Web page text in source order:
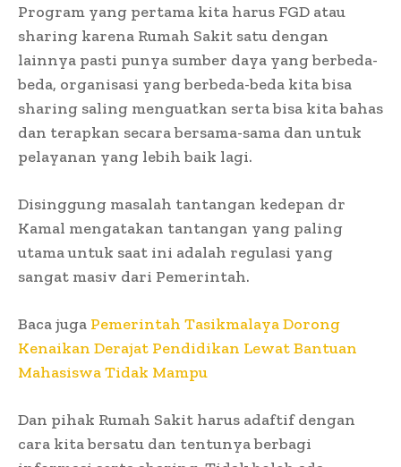
Program yang pertama kita harus FGD atau
sharing karena Rumah Sakit satu dengan
lainnya pasti punya sumber daya yang berbeda-
beda, organisasi yang berbeda-beda kita bisa
sharing saling menguatkan serta bisa kita bahas
dan terapkan secara bersama-sama dan untuk
pelayanan yang lebih baik lagi.
Disinggung masalah tantangan kedepan dr
Kamal mengatakan tantangan yang paling
utama untuk saat ini adalah regulasi yang
sangat masiv dari Pemerintah.
Baca juga Pemerintah Tasikmalaya Dorong
Kenaikan Derajat Pendidikan Lewat Bantuan
Mahasiswa Tidak Mampu
Dan pihak Rumah Sakit harus adaftif dengan
cara kita bersatu dan tentunya berbagi